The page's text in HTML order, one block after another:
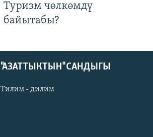
Туризм чөлкөмдү
байытабы?
"АЗАТТЫКТЫН" САНДЫГЫ
Тилим - дилим